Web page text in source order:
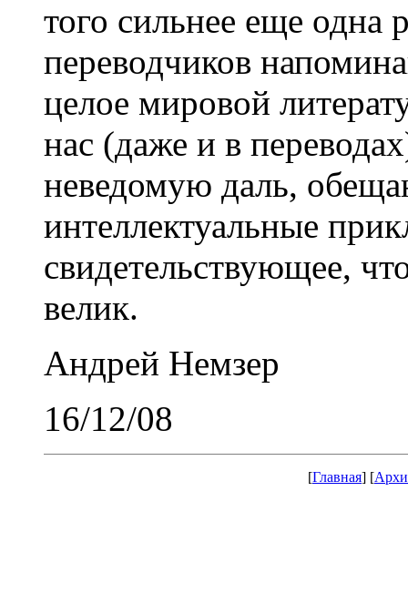
того сильнее еще одна
переводчиков
целое мировой
нас (даже и в
неведомую даль,
интеллектуальные
свидетельствующее,
велик.
Андрей Немзер
16/12/08
[Главная] [